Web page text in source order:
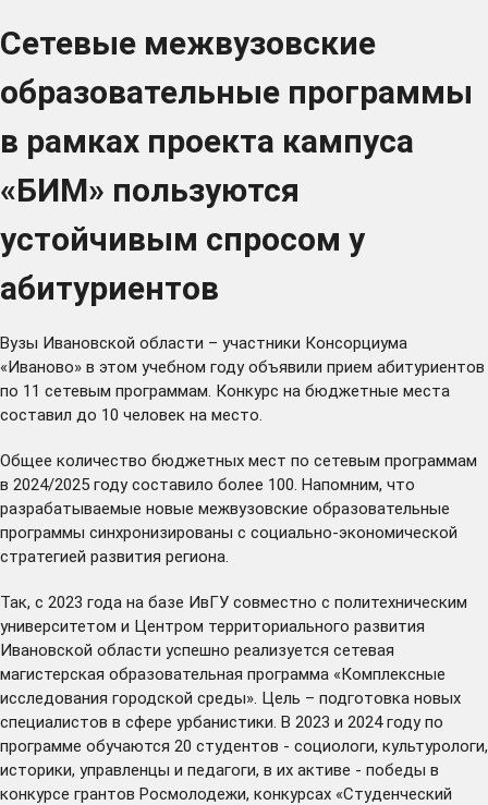
Сетевые межвузовские
образовательные программы
в рамках проекта кампуса
«БИМ» пользуются
устойчивым спросом у
абитуриентов
Вузы Ивановской области – участники Консорциума
«Иваново» в этом учебном году объявили прием абитуриентов
по 11 сетевым программам. Конкурс на бюджетные места
составил до 10 человек на место.
Общее количество бюджетных мест по сетевым программам
в 2024/2025 году составило более 100. Напомним, что
разрабатываемые новые межвузовские образовательные
программы синхронизированы с социально-экономической
стратегией развития региона.
Так, с 2023 года на базе ИвГУ совместно с политехническим
университетом и Центром территориального развития
Ивановской области успешно реализуется сетевая
магистерская образовательная программа «Комплексные
исследования городской среды». Цель – подготовка новых
специалистов в сфере урбанистики. В 2023 и 2024 году по
программе обучаются 20 студентов - социологи, культурологи,
историки, управленцы и педагоги, в их активе - победы в
конкурсе грантов Росмолодежи, конкурсах «Студенческий